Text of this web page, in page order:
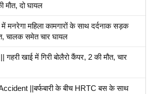
माैत, दो घायल
मनरेगा महिला कामगारों के साथ दर्दनाक सड़क
चालक समेत चार घायल
खाई में गिरी बोलैरो कैंपर, 2 की मौत, चार
||बर्फबारी के बीच HRTC बस के साथ